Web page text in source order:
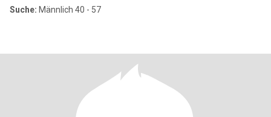
Suche: Männlich 40 - 57